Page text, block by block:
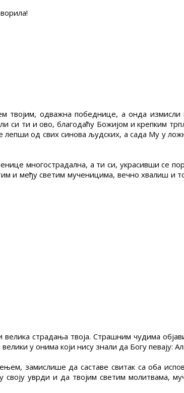
твојим, одважна победнице, а онда измисли
си ти и ово, благодаћу Божијом и крепким
лепши од свих синова људских, а сада Му у
многострадална, а ти си, украсивши се
и међу светим мученицима, вечно хвалиш и
страдања твоја. Страшним чудима
у онима који нису знали да Богу певају:
замислише да саставе свитак са оба
уврди и да твојим светим молитвама,